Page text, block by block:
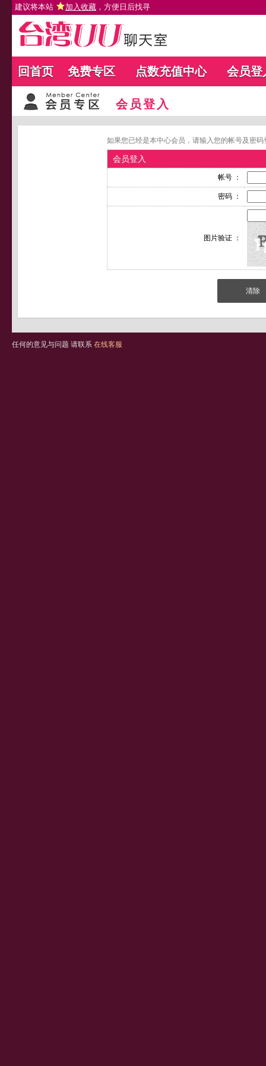
建议将本站 加入收藏 ，方便日后找寻
回首页 免费专区 点数充值中心 会员登
会员登入
如果您已经是本中心会员，请输入您的帐号及密
会员登入
帐号 ：
密码 ：
图片验证 ：
任何的意见与问题 请联系 在线客服